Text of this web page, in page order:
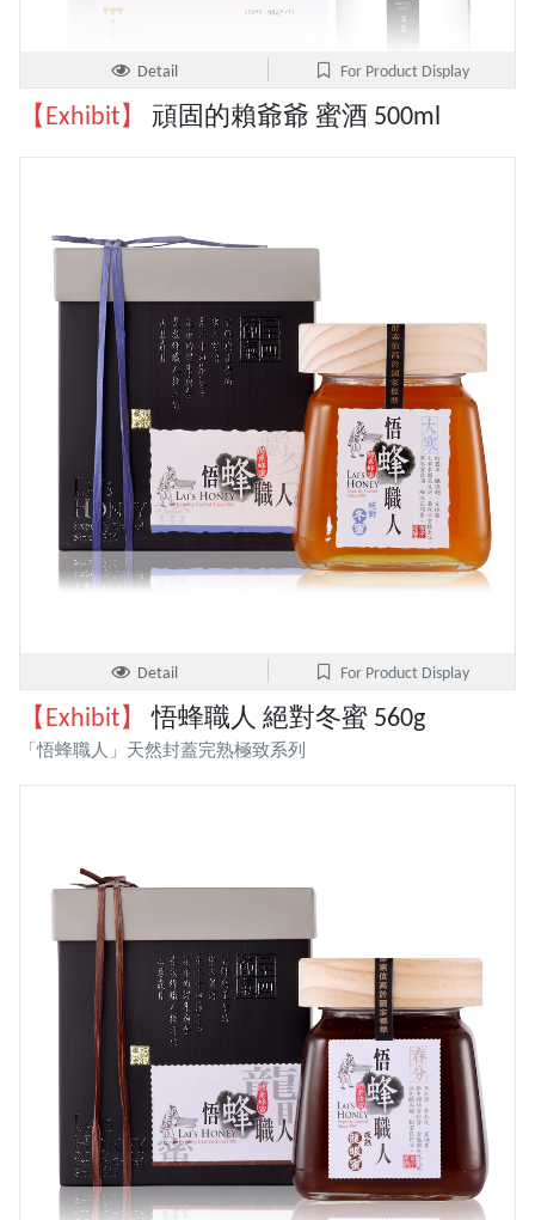
Detail For Product Display
【Exhibit】 頑固的賴爺爺 蜜酒 500ml
Detail For Product Display
【Exhibit】 悟蜂職人 絕對冬蜜 560g
「悟蜂職人」天然封蓋完熟極致系列